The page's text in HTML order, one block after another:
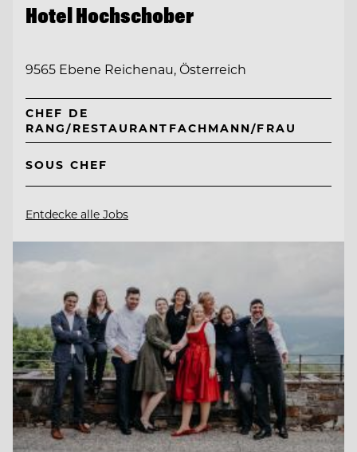
Hotel Hochschober
9565 Ebene Reichenau, Österreich
CHEF DE
RANG/RESTAURANTFACHMANN/FRAU
SOUS CHEF
Entdecke alle Jobs